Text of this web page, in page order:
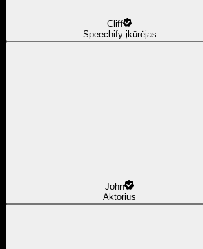
Cliff
Speechify įkūrėjas
John
Aktorius